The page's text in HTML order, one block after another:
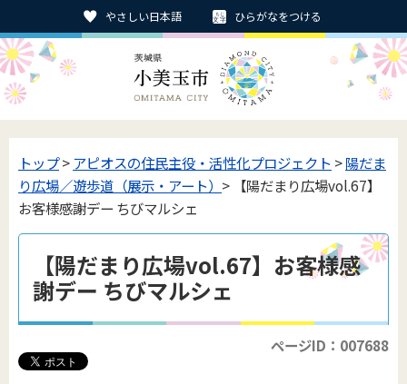
やさしい日本語 ひらがなをつける
トップ> アピオスの住民主役・活性化プロジェクト >陽だま
り広場／遊歩道（展示・アート） > 【陽だまり広場vol.67】
お客様感謝デー ちびマルシェ
【陽だまり広場vol.67】お客様感
謝デー ちびマルシェ
ページID：007688